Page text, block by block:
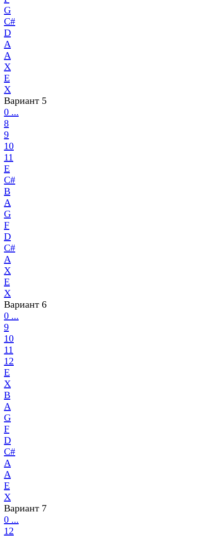
G
C#
D
A
A
X
E
X
Вариант 5
0 ...
8
9
10
11
E
C#
B
A
G
F
D
C#
A
X
E
X
Вариант 6
0 ...
9
10
11
12
E
X
B
A
G
F
D
C#
A
A
E
X
Вариант 7
0 ...
12